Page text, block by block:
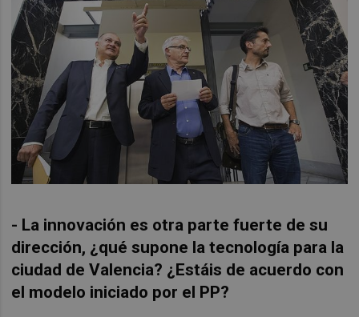
- La innovación es otra parte fuerte de su
dirección, ¿qué supone la tecnología para la
ciudad de Valencia? ¿Estáis de acuerdo con
el modelo iniciado por el PP?